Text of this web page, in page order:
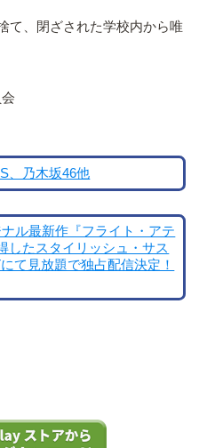
て、閉ざされた学校内から唯
、乃木坂46他
ル最新作『フライト・アテ
したスタイリッシュ・サス
て見放題で独占配信決定！